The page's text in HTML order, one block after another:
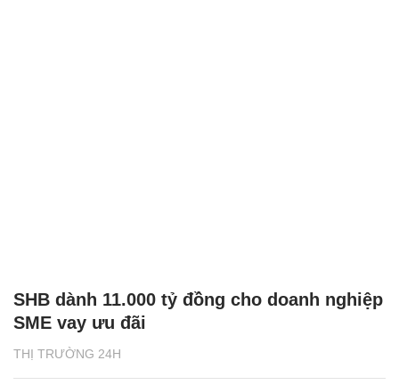
THỊ TRƯỜNG 24H
SHB dành 11.000 tỷ đồng cho doanh nghiệp
SME vay ưu đãi